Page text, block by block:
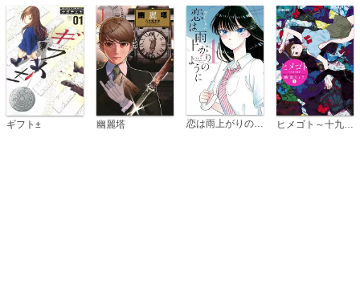
ギフト± 幽麗塔 恋は雨上がりのように